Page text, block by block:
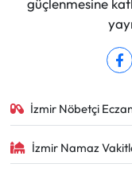
güçlenmesine
İzmir Nöbetçi
İzmir Namaz